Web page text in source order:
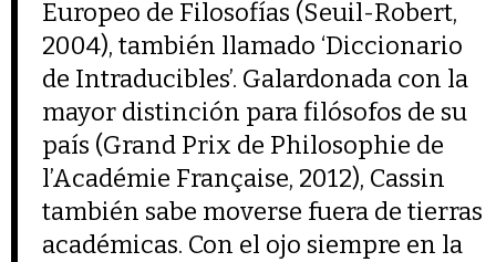
Europeo de Filosofías (Seuil-Robert,
2004), también llamado ‘Diccionario
de Intraducibles’. Galardonada con la
mayor distinción para filósofos de su
país (Grand Prix de Philosophie de
l’Académie Française, 2012), Cassin
también sabe moverse fuera de tierras
académicas. Con el ojo siempre en la